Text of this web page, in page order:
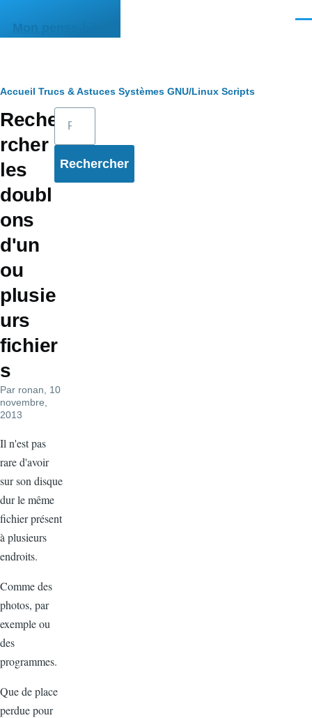
Mon pense-bête
Fil
d'Ariane
Accueil Trucs & Astuces Systèmes GNU/Linux Scripts
Reche
rcher
les
doubl
ons
d'un
ou
plusie
urs
fichier
s
Par ronan , 10
novembre,
2013
Il n'est pas
rare d'avoir
sur son disque
dur le même
fichier présent
à plusieurs
endroits.
Comme des
photos, par
exemple ou
des
programmes.
Que de place
perdue pour
Rechercher